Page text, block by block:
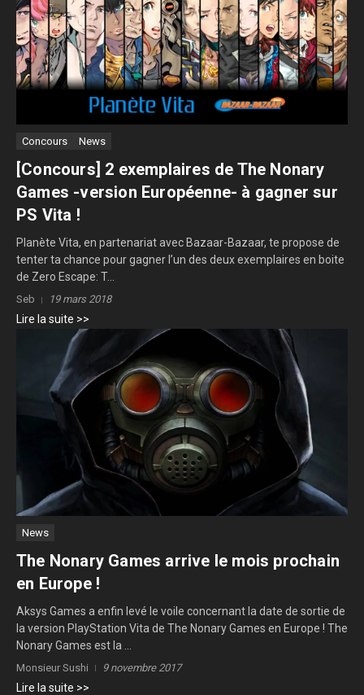
Concours News
[Concours] 2 exemplaires de The Nonary
Games -version Européenne- à gagner sur
PS Vita !
Planète Vita, en partenariat avec Bazaar-Bazaar, te propose de
tenter ta chance pour gagner l’un des deux exemplaires en boite
de Zero Escape: T...
Seb 19 mars 2018
Lire la suite >>
News
The Nonary Games arrive le mois prochain
en Europe !
Aksys Games a enfin levé le voile concernant la date de sortie de
la version PlayStation Vita de The Nonary Games en Europe ! The
Nonary Games est la ...
Monsieur Sushi 9 novembre 2017
Lire la suite >>